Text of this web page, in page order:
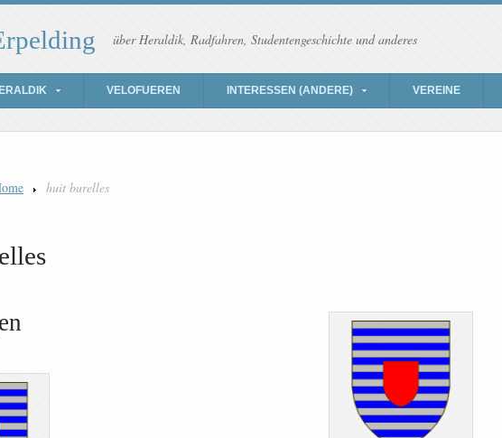
über Heraldik, Radfahren, Studentengeschichte und anderes
VELOFUEREN INTERESSEN (ANDERE) VEREINE
huit burelles